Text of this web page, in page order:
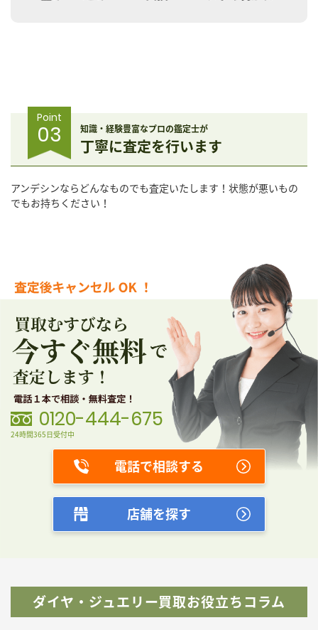
Point
03 知識・経験豊富なプロの鑑定士が
丁寧に査定を行います
アンデシンならどんなものでも査定いたします！状態が悪いもの
でもお持ちください！
0120-444-675
24時間365日受付中
電話で相談する
店舗を探す
ダイヤ・ジュエリー買取お役立ちコラム